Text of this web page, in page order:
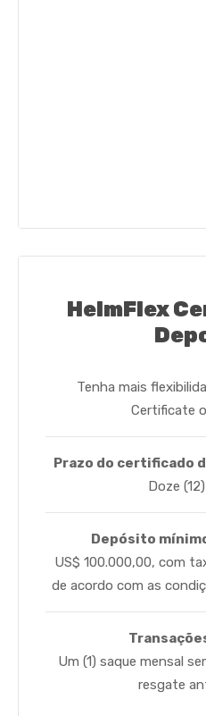
HelmFlex
Tenha mais
Certificate
Prazo do certificado
Doze
Depósito
US$ 100.000,00, com
de acordo com as
Um (1) saque mensal
resgate